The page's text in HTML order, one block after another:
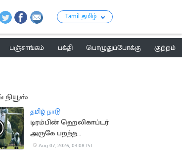
Tamil தமிழ்
பஞ்சாங்கம் பக்தி பொழுதுப்போக்கு
குற்றம்
நியூஸ்
தமிழ் நாடு
டிரம்பின் ஹெலிகாப்டர்
அருகே பறந்த
பயணிகள் விமானம்
Aug 07, 2026, 03:08 IST